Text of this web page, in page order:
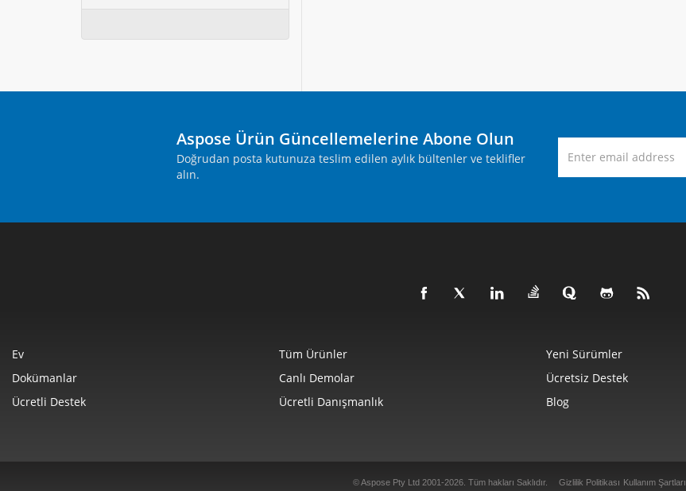
Aspose Ürün Güncellemelerine Abone Olun
Doğrudan posta kutunuza teslim edilen aylık bültenler ve teklifler
alın.
Ev Tüm Ürünler Yeni Sürümler
Dokümanlar
Canlı Demolar Ücretsiz Destek
Ücretli Destek
Ücretli Danışmanlık Blog
© Aspose Pty Ltd 2001-2026. Tüm hakları Saklıdır. Gizlilik Politikası Kullanım Şartları